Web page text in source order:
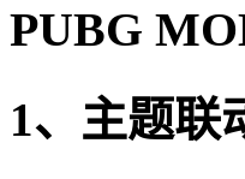
PUBG
1、主题联